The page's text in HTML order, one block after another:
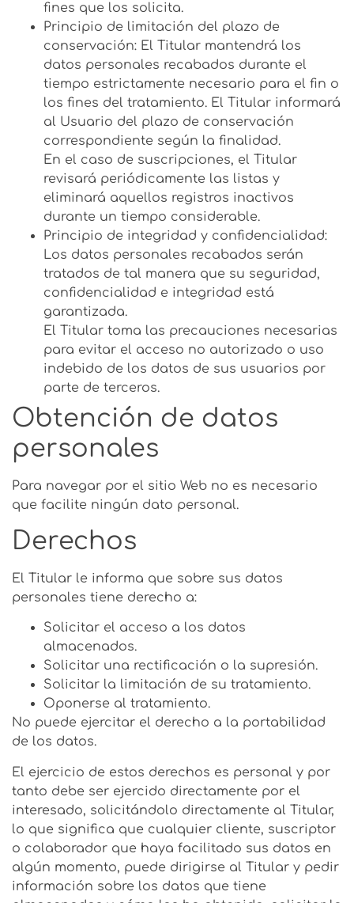
fines que los solicita.
Principio de limitación del plazo de
conservación: El Titular mantendrá los
datos personales recabados durante el
tiempo estrictamente necesario para el fin o
los fines del tratamiento. El Titular informará
al Usuario del plazo de conservación
correspondiente según la finalidad.
En el caso de suscripciones, el Titular
revisará periódicamente las listas y
eliminará aquellos registros inactivos
durante un tiempo considerable.
Principio de integridad y confidencialidad:
Los datos personales recabados serán
tratados de tal manera que su seguridad,
confidencialidad e integridad está
garantizada.
El Titular toma las precauciones necesarias
para evitar el acceso no autorizado o uso
indebido de los datos de sus usuarios por
parte de terceros.
Obtención de datos
personales
Para navegar por el sitio Web no es necesario
que facilite ningún dato personal.
Derechos
El Titular le informa que sobre sus datos
personales tiene derecho a:
Solicitar el acceso a los datos
almacenados.
Solicitar una rectificación o la supresión.
Solicitar la limitación de su tratamiento.
Oponerse al tratamiento.
No puede ejercitar el derecho a la portabilidad
de los datos.
El ejercicio de estos derechos es personal y por
tanto debe ser ejercido directamente por el
interesado, solicitándolo directamente al Titular,
lo que significa que cualquier cliente, suscriptor
o colaborador que haya facilitado sus datos en
algún momento, puede dirigirse al Titular y pedir
información sobre los datos que tiene